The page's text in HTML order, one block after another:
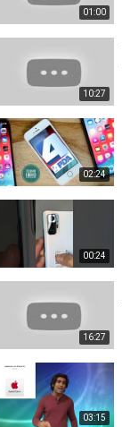
01:00
10:27
02:24
00:24
16:27
03:15